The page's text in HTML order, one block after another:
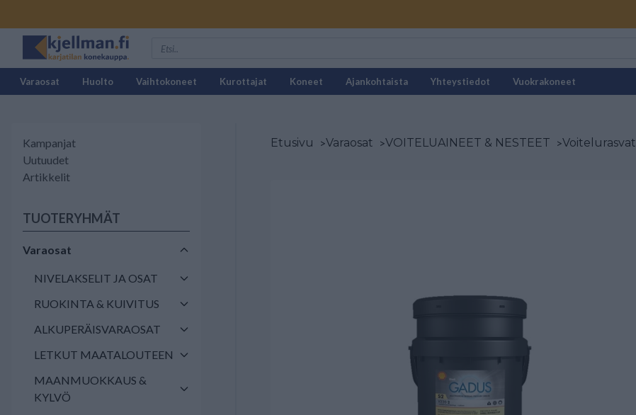
Varaosat Huolto Vaihtokoneet Kurottajat Koneet Ajankohtaista Yhteystiedot Vuokrakoneet
Kampanjat
Uutuudet
Artikkelit
TUOTERYHMÄT
Varaosat
NIVELAKSELIT JA OSAT
RUOKINTA & KUIVITUS
ALKUPERÄISVARAOSAT
LETKUT MAATALOUTEEN
MAANMUOKKAUS &
KYLVÖ
Etusivu >Varaosat >VOITELUAINEET & NESTEET >Voitelurasvat